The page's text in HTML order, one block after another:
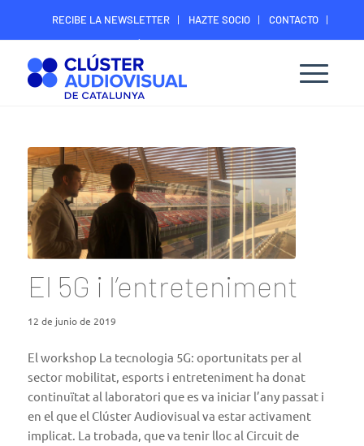
RECIBE LA NEWSLETTER HAZTE SOCIO
CONTACTO
ÁREA DIGITAL SOCIOS
El 5G i l’entreteniment
12 de junio de 2019
El workshop La tecnologia 5G: oportunitats per al
sector mobilitat, esports i entretenimentha donat
continuïtat al laboratori que es va iniciar l’any passat i
en el que el Clúster Audiovisual va estar activament
implicat. La trobada, que va tenir lloc al Circuit de